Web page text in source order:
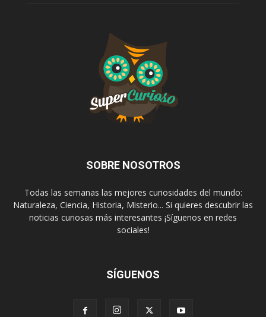
SOBRE NOSOTROS
Todas las semanas las mejores curiosidades del mundo:
Naturaleza, Ciencia, Historia, Misterio... Si quieres descubrir las
noticias curiosas más interesantes ¡Síguenos en redes
sociales!
SÍGUENOS